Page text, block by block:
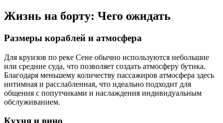
Жизнь на борту: Чего ожидать
Размеры кораблей и атмосфера
Для круизов по реке Сене обычно используются небольшие
или средние суда, что позволяет создать атмосферу бутика.
Благодаря меньшему количеству пассажиров атмосфера здесь
интимная и расслабленная, что идеально подходит для
общения с попутчиками и наслаждения индивидуальным
обслуживанием.